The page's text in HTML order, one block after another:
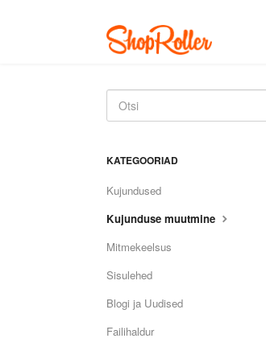
KATEGOORIAD
Kujundused
Kujunduse muutmine
Mitmekeelsus
Sisulehed
Blogi ja Uudised
Failihaldur